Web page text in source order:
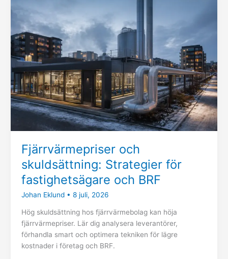
Fjärrvärmepriser och
skuldsättning: Strategier för
fastighetsägare och BRF
Johan Eklund • 8 juli, 2026
Hög skuldsättning hos fjärrvärmebolag kan höja
fjärrvärmepriser. Lär dig analysera leverantörer,
förhandla smart och optimera tekniken för lägre
kostnader i företag och BRF.
Strategier
för
fastighetsägare
och
BRF